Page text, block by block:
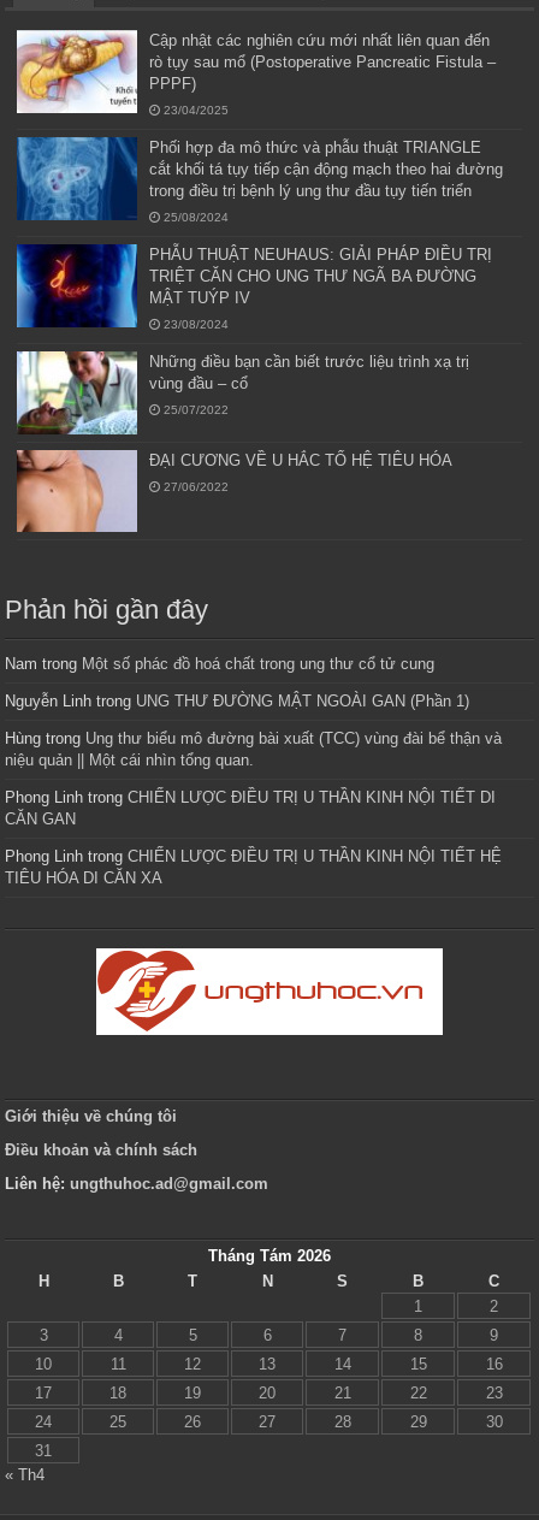
Cập nhật các nghiên cứu mới nhất liên quan đến
rò tụy sau mổ (Postoperative Pancreatic Fistula –
PPPF)
23/04/2025
Phối hợp đa mô thức và phẫu thuật TRIANGLE
cắt khối tá tụy tiếp cận động mạch theo hai đường
trong điều trị bệnh lý ung thư đầu tụy tiến triển
25/08/2024
PHẪU THUẬT NEUHAUS: GIẢI PHÁP ĐIỀU TRỊ
TRIỆT CĂN CHO UNG THƯ NGÃ BA ĐƯỜNG
MẬT TUÝP IV
23/08/2024
Những điều bạn cần biết trước liệu trình xạ trị
vùng đầu – cổ
25/07/2022
ĐẠI CƯƠNG VỀ U HẮC TỐ HỆ TIÊU HÓA
27/06/2022
Phản hồi gần đây
Nam trong Một số phác đồ hoá chất trong ung thư cổ tử cung
Nguyễn Linh trong UNG THƯ ĐƯỜNG MẬT NGOÀI GAN (Phần 1)
Hùng trong Ung thư biểu mô đường bài xuất (TCC) vùng đài bể thận và
niệu quản || Một cái nhìn tổng quan.
Phong Linh trongCHIẾN LƯỢC ĐIỀU TRỊ U THẦN KINH NỘI TIẾT DI
CĂN GAN
Phong Linh trongCHIẾN LƯỢC ĐIỀU TRỊ U THẦN KINH NỘI TIẾT HỆ
TIÊU HÓA DI CĂN XA
Giới thiệu về chúng tôi
Điều khoản và chính sách
Liên hệ:ungthuhoc.ad@gmail.com
Tháng Tám 2026
H
B T N S B
C
1
2
3
4 5 6 7 8
9
10
11 12 13 14 15
16
17
18 19 20 21 22
23
24
25 26 27 28 29
30
31
« Th4